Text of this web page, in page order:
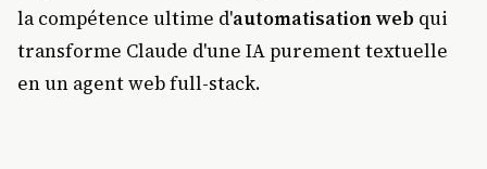
la compétence ultime d'automatisation web qui
transforme Claude d'une IA purement textuelle
en un agent web full-stack.